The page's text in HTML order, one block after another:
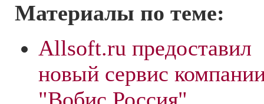
Материалы по теме:
Allsoft.ru предоставил
новый сервис